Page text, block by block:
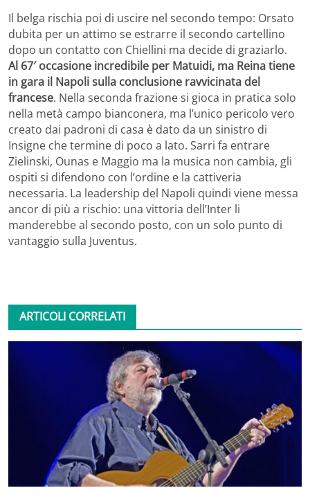
Il belga rischia poi di uscire nel secondo tempo: Orsato
dubita per un attimo se estrarre il secondo cartellino
dopo un contatto con Chiellini ma decide di graziarlo.
Al 67′ occasione incredibile per Matuidi, ma Reina tiene
in gara il Napoli sulla conclusione ravvicinata del
francese. Nella seconda frazione si gioca in pratica solo
nella metà campo bianconera, ma l’unico pericolo vero
creato dai padroni di casa è dato da un sinistro di
Insigne che termine di poco a lato. Sarri fa entrare
Zielinski, Ounas e Maggio ma la musica non cambia, gli
ospiti si difendono con l’ordine e la cattiveria
necessaria. La leadership del Napoli quindi viene messa
ancor di più a rischio: una vittoria dell’Inter li
manderebbe al secondo posto, con un solo punto di
vantaggio sulla Juventus.
ARTICOLI CORRELATI